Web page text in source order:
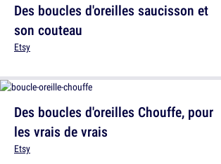
Des boucles d'oreilles Chouffe, pour
les vrais de vrais
Etsy
Des boucles d'oreilles saucisson et
son couteau
Etsy